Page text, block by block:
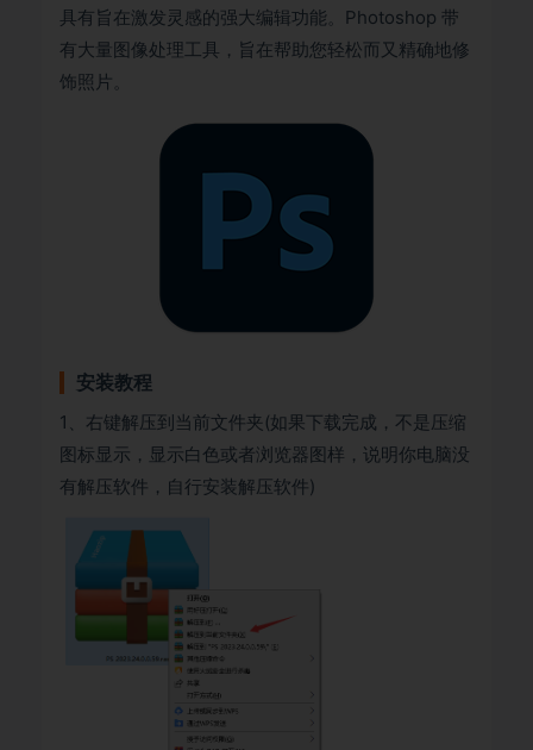
具有旨在激发灵感的强大编辑功能。Photoshop 带
有大量图像处理工具，旨在帮助您轻松而又精确地修
饰照片。
安装教程
1、右键解压到当前文件夹(如果下载完成，不是压缩
图标显示，显示白色或者浏览器图样，说明你电脑没
有解压软件，自行安装解压软件)